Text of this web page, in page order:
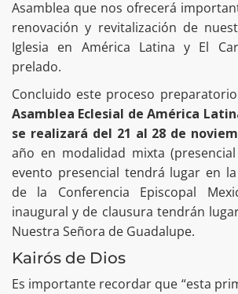
Asamblea que nos ofrecerá
renovación y revitalización de
Iglesia en América Latina y El
prelado.
Concluido este proceso
Asamblea Eclesial de América
se realizará del 21 al 28 de
año en modalidad mixta
evento presencial tendrá lugar en la
de la Conferencia Episcopal
inaugural y de clausura tendrán
Nuestra Señora de Guadalupe.
Kairós de Dios
Es importante recordar que “esta